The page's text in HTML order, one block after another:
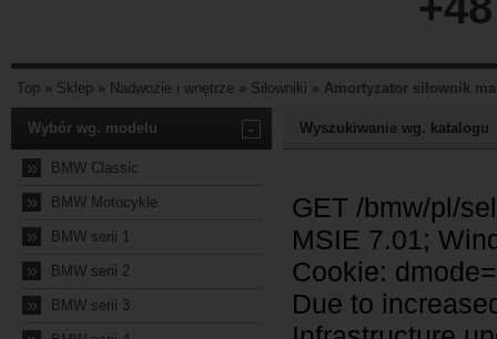
Top » Sklep » Nadwozie i wnętrze » Siłowniki » Amortyzator siłownik
Wybór wg. modelu -
» BMW Classic
» BMW Motocykle
» BMW serii 1
» BMW serii 2
» BMW serii 3
Wyszukiwanie wg. katalogu